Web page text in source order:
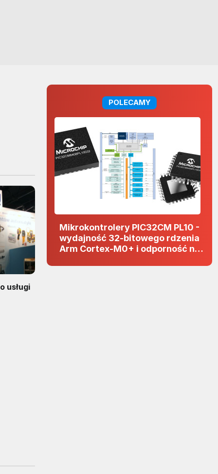
usługi
POLECAMY
Mikrokontrolery PIC32CM PL10 -
wydajność 32-bitowego rdzenia
Arm Cortex-M0+ i odporność na